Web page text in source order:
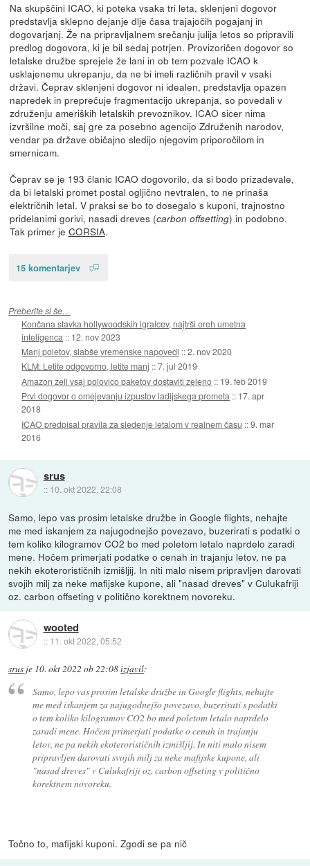
Na skupščini ICAO, ki poteka vsaka tri leta, sklenjeni dogovor
predstavlja sklepno dejanje dlje časa trajajočih pogajanj in
dogovarjanj. Že na pripravljalnem srečanju julija letos so pripravili
predlog dogovora, ki je bil sedaj potrjen. Provizoričen dogovor so
letalske družbe sprejele že lani in ob tem pozvale ICAO k
usklajenemu ukrepanju, da ne bi imeli različnih pravil v vsaki
državi. Čeprav sklenjeni dogovor ni idealen, predstavlja opazen
napredek in preprečuje fragmentacijo ukrepanja, so povedali v
združenju ameriških letalskih prevoznikov. ICAO sicer nima
izvršilne moči, saj gre za posebno agencijo Združenih narodov,
vendar pa države običajno sledijo njegovim priporočilom in
smernicam.
Čeprav se je 193 članic ICAO dogovorilo, da si bodo prizadevale,
da bi letalski promet postal ogljično nevtralen, to ne prinaša
električnih letal. V praksi se bo to dosegalo s kuponi, trajnostno
pridelanimi gorivi, nasadi dreves (carbon offsetting) in podobno.
Tak primer je CORSIA.
15 komentarjev
Preberite si še…
Končana stavka hollywoodskih igralcev, najtrši oreh umetna
inteligenca :: 12. nov 2023
Manj poletov, slabše vremenske napovedi ::2. nov 2020
KLM: Letite odgovorno, letite manj ::7. jul 2019
Amazon želi vsaj polovico paketov dostaviti zeleno :: 19. feb 2019
Prvi dogovor o omejevanju izpustov ladijskega prometa :: 17. apr
2018
ICAO predpisal pravila za sledenje letalom v realnem času ::9. mar
2016
srus
:: 10. okt 2022, 22:08
Samo, lepo vas prosim letalske družbe in Google flights, nehajte
me med iskanjem za najugodnejšo povezavo, buzerirati s podatki o
tem koliko kilogramov CO2 bo med poletom letalo naprdelo zaradi
mene. Hočem primerjati podatke o cenah in trajanju letov, ne pa
nekih ekoterorističnih izmišljij. In niti malo nisem pripravljen darovati
svojih milj za neke mafijske kupone, ali "nasad dreves" v Culukafriji
oz. carbon offseting v politično korektnem novoreku.
wooted
:: 11. okt 2022, 05:52
srus je 10. okt 2022 ob 22:08izjavil:
Samo, lepo vas prosim letalske družbe in Google flights, nehajte
me med iskanjem za najugodnejšo povezavo, buzerirati s podatki
o tem koliko kilogramov CO2 bo med poletom letalo naprdelo
zaradi mene. Hočem primerjati podatke o cenah in trajanju
letov, ne pa nekih ekoterorističnih izmišljij. In niti malo nisem
pripravljen darovati svojih milj za neke mafijske kupone, ali
"nasad dreves" v Culukafriji oz. carbon offseting v politično
korektnem novoreku.
Točno to, mafijski kuponi. Zgodi se pa nič